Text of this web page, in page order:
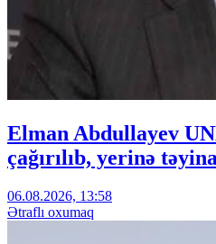
Elman Abdullayev
çağırılıb, yerinə
06.08.2026, 13:58
Ətraflı oxumaq